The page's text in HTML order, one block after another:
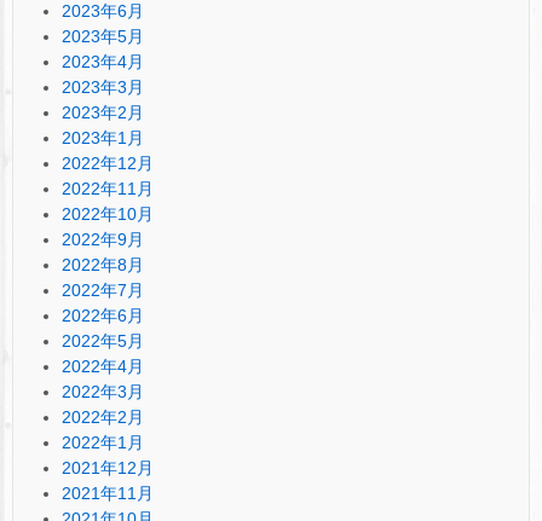
2023年6月
2023年5月
2023年4月
2023年3月
2023年2月
2023年1月
2022年12月
2022年11月
2022年10月
2022年9月
2022年8月
2022年7月
2022年6月
2022年5月
2022年4月
2022年3月
2022年2月
2022年1月
2021年12月
2021年11月